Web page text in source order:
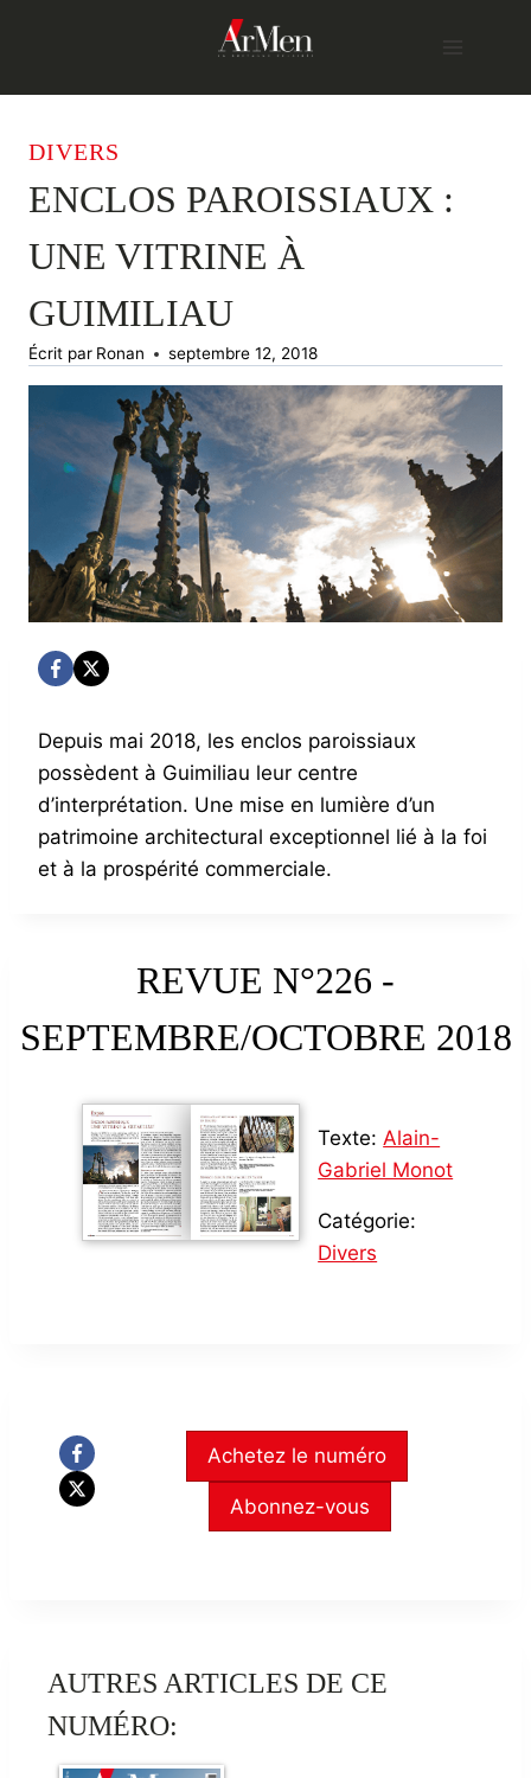
DIVERS
ENCLOS PAROISSIAUX :
UNE VITRINE À
GUIMILIAU
Écrit par Ronan septembre 12, 2018
Depuis mai 2018, les enclos paroissiaux
possèdent à Guimiliau leur centre
d’interprétation. Une mise en lumière d’un
patrimoine architectural exceptionnel lié à la foi
et à la prospérité commerciale.
REVUE N°226 -
SEPTEMBRE/OCTOBRE 2018
Texte: Alain-
Gabriel Monot
Catégorie:
Divers
Achetez le numéro
Abonnez-vous
AUTRES ARTICLES DE CE
NUMÉRO: